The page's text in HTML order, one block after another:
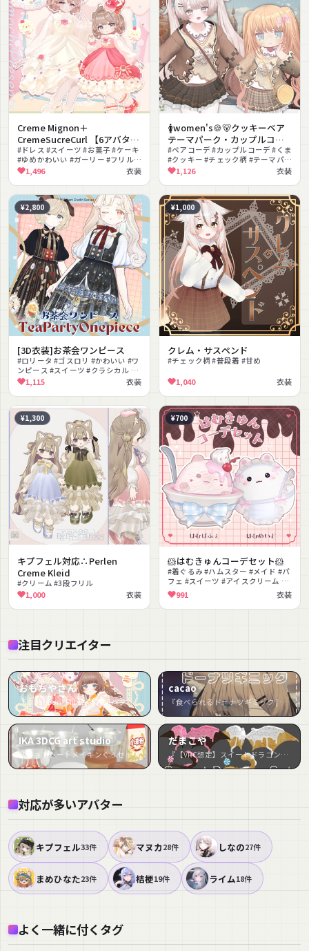
Creme Mignon＋
CremeSucreCurl 【6アバター
対応】
#ドレス #スイーツ #お菓子 #ケーキ
#ゆめかわいい #ガーリー #フリル #
リボン #お嬢様 #クリスマス
1,496 衣装
🚺women's🍪🐻クッキーベア
テーマパーク・カップルコー
デ🍪🐻 #UltraNemiNemiShop
#ペアコーデ #カップルコーデ #くま
#クッキー #チェック柄 #テーマパー
ク #もこもこ
1,126 衣装
¥2,800
[3D衣装]お茶会ワンピース
#ロリータ #ゴスロリ #かわいい #ワ
ンピース #スイーツ #クラシカル #
メリーゴーラウンド #エプロン #パ
フスリーブ
1,115 衣装
¥1,000
クレム・サスペンド
#チェック柄 #普段着 #甘め
1,040 衣装
¥1,300
キプフェル対応∴Perlen
Creme Kleid
#クリーム #3段フリル
1,000 衣装
¥700
🐹はむきゅんコーデセット🐹
#着ぐるみ #ハムスター #メイド #パ
フェ #スイーツ #アイスクリーム #
ゆめかわいい #ふわふわ #ミニキャ
ラ #動物モチーフ
991 衣装
注目クリエイター
おもちやさん
『🎀BonBon_Fille🎀【30アバター対応】』など12件
cacao
『食べられるドーナツギミック | Donut Gimmick』など6件
IKA 3DCG art studio
『チョコレートメイキンぐぅセット（78点）』など6件
だまこや
『【VRC想定】スイートドラゴンセット / Sweet Dragon Set』など5件
対応が多いアバター
キプフェル33件 マヌカ28件 しなの27件
まめひなた23件 桔梗19件 ライム18件
よく一緒に付くタグ